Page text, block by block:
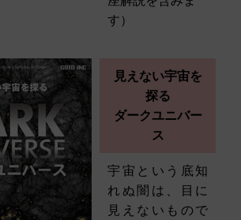
す）
見えない宇宙を
探る
ダークユニバー
ス
宇宙という底知
れぬ闇は、目に
見えないもので